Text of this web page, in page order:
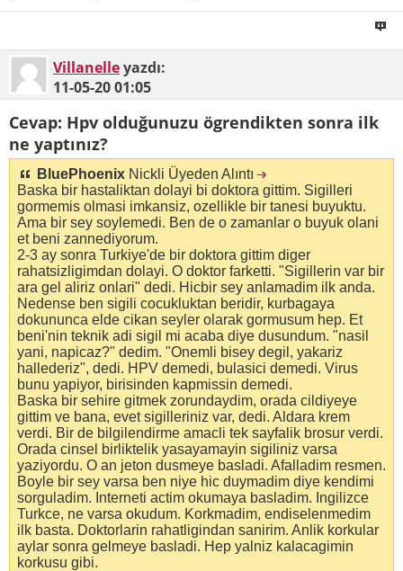
Villanelleyazdı:
11-05-2001:05
Cevap: Hpv olduğunuzu ögrendikten sonra ilk
ne yaptınız?
BluePhoenix Nickli Üyeden Alıntı
Baska bir hastaliktan dolayi bi doktora gittim. Sigilleri
gormemis olmasi imkansiz, ozellikle bir tanesi buyuktu.
Ama bir sey soylemedi. Ben de o zamanlar o buyuk olani
et beni zannediyorum.
2-3 ay sonra Turkiye'de bir doktora gittim diger
rahatsizligimdan dolayi. O doktor farketti. "Sigillerin var bir
ara gel aliriz onlari" dedi. Hicbir sey anlamadim ilk anda.
Nedense ben sigili cocukluktan beridir, kurbagaya
dokununca elde cikan seyler olarak gormusum hep. Et
beni'nin teknik adi sigil mi acaba diye dusundum. "nasil
yani, napicaz?" dedim. "Onemli bisey degil, yakariz
hallederiz", dedi. HPV demedi, bulasici demedi. Virus
bunu yapiyor, birisinden kapmissin demedi.
Baska bir sehire gitmek zorundaydim, orada cildiyeye
gittim ve bana, evet sigilleriniz var, dedi. Aldara krem
verdi. Bir de bilgilendirme amacli tek sayfalik brosur verdi.
Orada cinsel birliktelik yasayamayin sigiliniz varsa
yaziyordu. O an jeton dusmeye basladi. Afalladim resmen.
Boyle bir sey varsa ben niye hic duymadim diye kendimi
sorguladim. Interneti actim okumaya basladim. Ingilizce
Turkce, ne varsa okudum. Korkmadim, endiselenmedim
ilk basta. Doktorlarin rahatligindan sanirim. Anlik korkular
aylar sonra gelmeye basladi. Hep yalniz kalacagimin
korkusu gibi.